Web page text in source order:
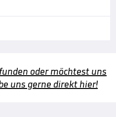
oder möchtest uns
uns gerne direkt hier!